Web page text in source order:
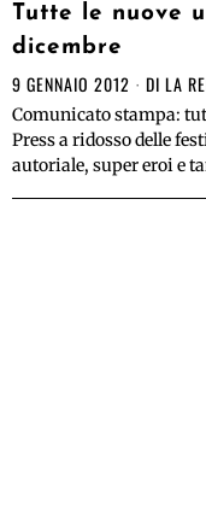
Tutte le nuove
dicembre
9 GENNAIO 2012 DI LA
Comunicato stampa:
Press a ridosso delle
autoriale, super eroi e